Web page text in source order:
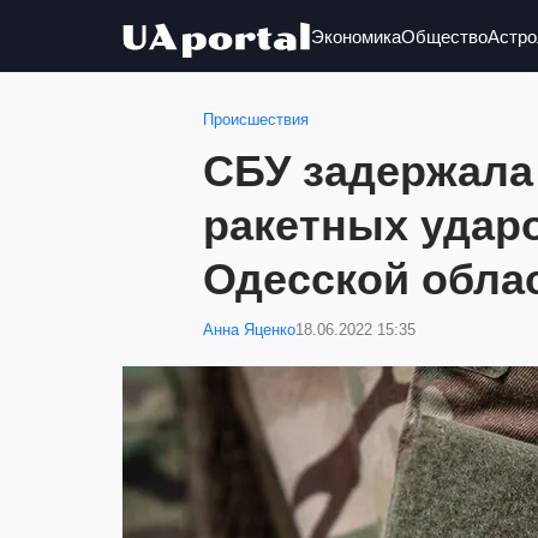
ЭкономикаОбщество
Происшествия
СБУ
ракетных
Одесской
Анна Яценко18.06.2022 15:35